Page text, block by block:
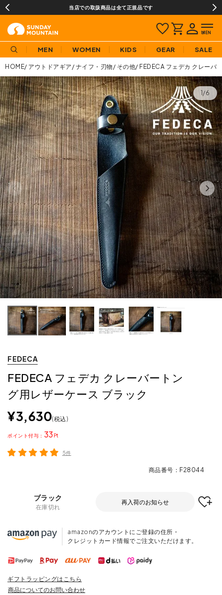
当店での取扱商品は全て正規品です
MEN WOMEN KIDS GEAR SALE
HOME アウトドアギア ナイフ・刃物 その他 FEDECA フェデカ クレーバ
1/6
FEDECA
FEDECA フェデカ クレーバートン
グ用レザーケース ブラック
¥3,630 税込
33
ポイント
5件
商品番号 F28044
ブラック
在庫切れ
再入荷のお知らせ
amazonのアカウントにご登録の住所・
クレジットカード情報でご注文いただけます。
ギフトラッピングはこちら
商品についてのお問い合わせ